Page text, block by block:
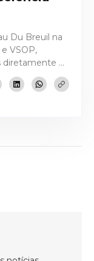
mão.
Du Breuil na
VSOP,
da